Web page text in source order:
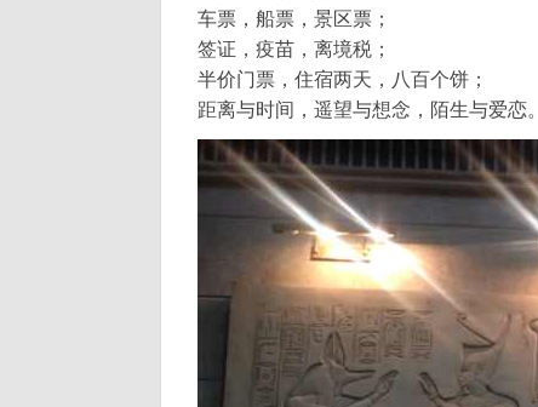
车票，船票，景区票；
签证，疫苗，离境税；
半价门票，住宿两天，八百个饼；
距离与时间，遥望与想念，陌生与爱恋。